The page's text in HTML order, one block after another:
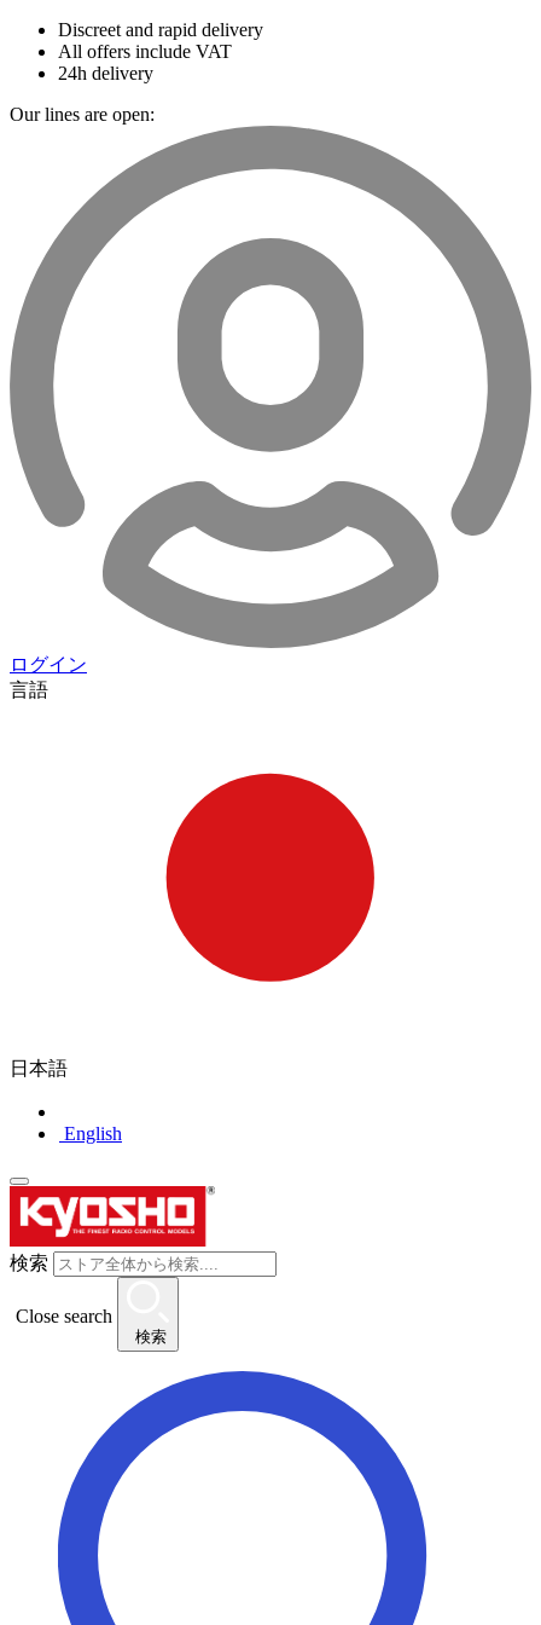
Discreet and rapid delivery
All offers include VAT
24h delivery
Our lines are open:
ログイン
言語
日本語
English
検索
Close search
検索